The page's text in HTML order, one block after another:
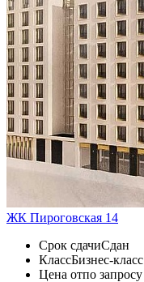
ЖК Пироговская 14
Срок сдачиСдан
КлассБизнес-класс
Цена отпо запросу